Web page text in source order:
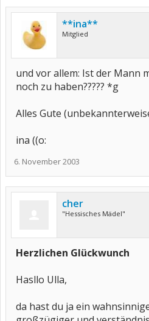
**ina**
Mitglied
und vor allem: Ist der Mann
noch zu haben????? *g
Alles Gute
ina ((o:
6. November 2003
cher
"Hessisches Mädel"
Herzlichen Glückwunch
Hasllo Ulla,
da hast du ja ein